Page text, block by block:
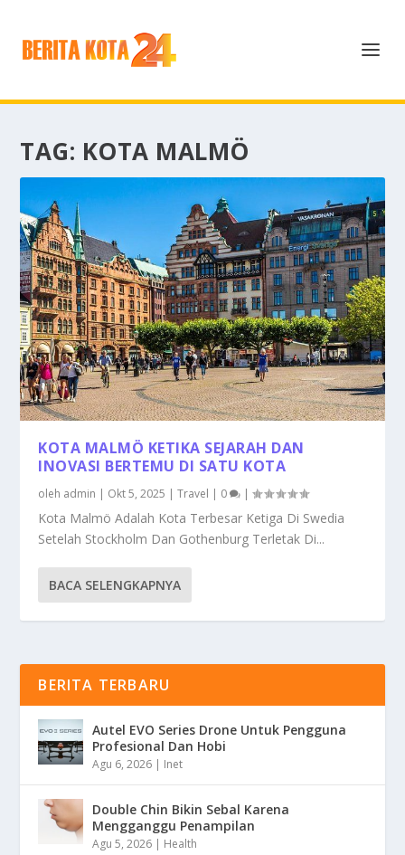
TAG: KOTA MALMÖ
KOTA MALMÖ KETIKA SEJARAH DAN
INOVASI BERTEMU DI SATU KOTA
oleh admin | Okt 5, 2025 |Travel | 0 |
Kota Malmö Adalah Kota Terbesar Ketiga Di Swedia
Setelah Stockholm Dan Gothenburg Terletak Di...
BACA SELENGKAPNYA
BERITA TERBARU
Autel EVO Series Drone Untuk Pengguna
Profesional Dan Hobi
Agu 6, 2026 | Inet
Double Chin Bikin Sebal Karena
Mengganggu Penampilan
Agu 5, 2026 | Health